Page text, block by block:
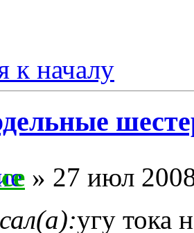
к началу
» 27 июл
угу тока